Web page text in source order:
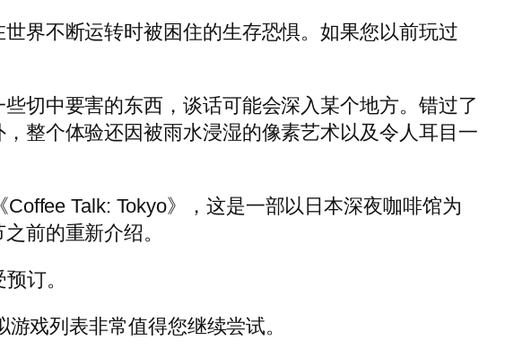
界不断运转时被困住的生存恐惧。如果您以前玩过
切中要害的东西，谈话可能会深入某个地方。错过了
整个体验还因被雨水浸湿的像素艺术以及令人耳目一
Talk: Tokyo》，这是一部以日本深夜咖啡馆为
前的重新介绍。
订。
戏列表非常值得您继续尝试。